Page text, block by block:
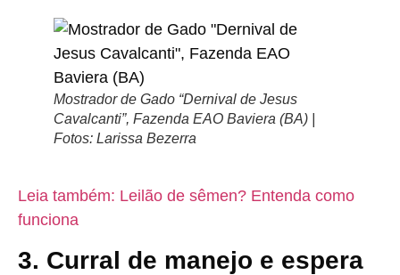
Mostrador de Gado “Dernival de Jesus
Cavalcanti”, Fazenda EAO Baviera (BA) |
Fotos: Larissa Bezerra
Leia também: Leilão de sêmen? Entenda como
funciona
3. Curral de manejo e espera